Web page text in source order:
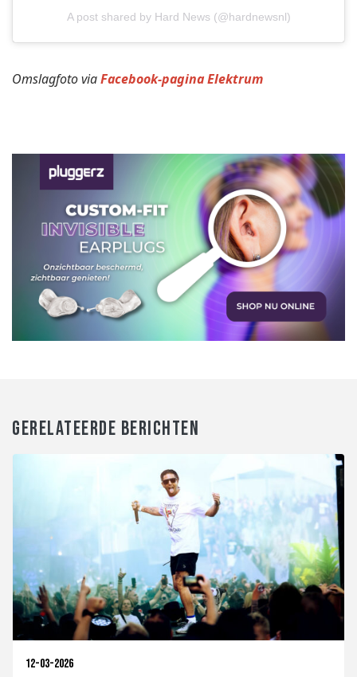
A post shared by Hard News (@hardnewsnl)
Omslagfoto viaFacebook-pagina Elektrum
GERELATEERDE BERICHTEN
12-03-2026